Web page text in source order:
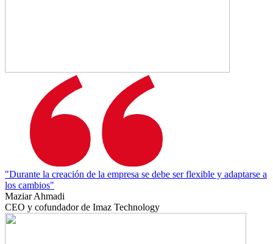
"Durante la creación de la empresa se debe ser flexible y adaptarse a
los cambios"
Maziar Ahmadi
CEO y cofundador de Imaz Technology